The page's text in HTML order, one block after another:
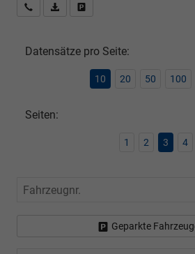
Rückrufbitte absenden
PDF-Datei, Fahrzeugexposé drucken
Datensätze pro Seite:
10 20 50 100
Seiten:
1 2 3 4
Fahrzeugnr.
Geparkte